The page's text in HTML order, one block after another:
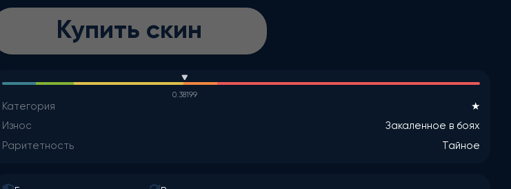
Купить скин
0.38199
Категория
★
Износ
Закаленное в боях
Раритетность
Тайное